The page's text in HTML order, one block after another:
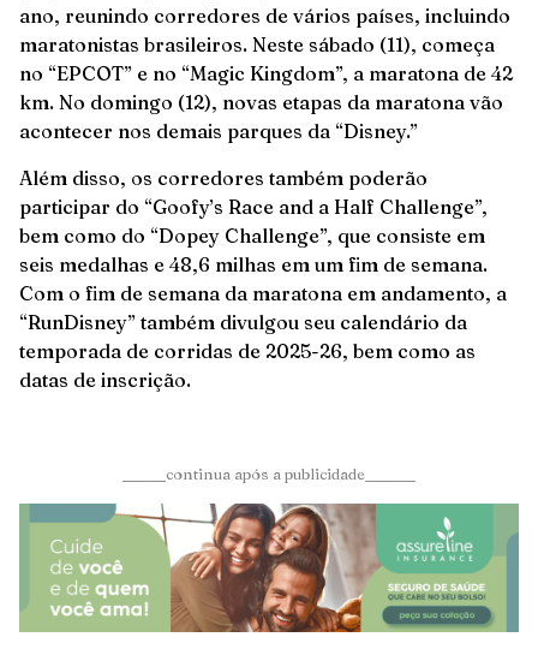
ano, reunindo corredores de vários países, incluindo
maratonistas brasileiros. Neste sábado (11), começa
no “EPCOT” e no “Magic Kingdom”, a maratona de 42
km. No domingo (12), novas etapas da maratona vão
acontecer nos demais parques da “Disney.”
Além disso, os corredores também poderão
participar do “Goofy’s Race and a Half Challenge”,
bem como do “Dopey Challenge”, que consiste em
seis medalhas e 48,6 milhas em um fim de semana.
Com o fim de semana da maratona em andamento, a
“RunDisney” também divulgou seu calendário da
temporada de corridas de 2025-26, bem como as
datas de inscrição.
______continua após a publicidade_______